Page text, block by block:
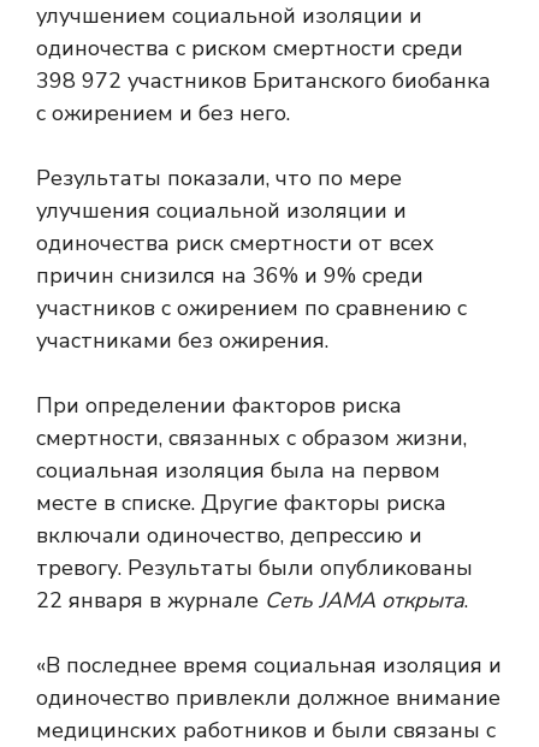
улучшением социальной изоляции и
одиночества с риском смертности среди
398 972 участников Британского биобанка
с ожирением и без него.
Результаты показали, что по мере
улучшения социальной изоляции и
одиночества риск смертности от всех
причин снизился на 36% и 9% среди
участников с ожирением по сравнению с
участниками без ожирения.
При определении факторов риска
смертности, связанных с образом жизни,
социальная изоляция была на первом
месте в списке. Другие факторы риска
включали одиночество, депрессию и
тревогу. Результаты были опубликованы
22 января в журнале Сеть JAMA открыта.
«В последнее время социальная изоляция и
одиночество привлекли должное внимание
медицинских работников и были связаны с